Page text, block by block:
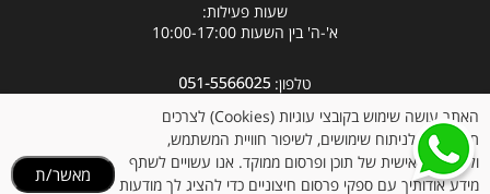
שעות פעילות:
א'-ה' בין השעות 10:00-17:00
טלפון:
אימייל:info@clubpharm.co.il
כתובת : קניון M הדרך, צומת ינאי, מושב בית חירות 40291
האתר עושה שימוש בקובצי עוגיות (Cookies) לצרכים
תפעוליים, לניתוח שימושים, לשיפור חוויית המשתמש,
ולהתאמה אישית של תוכן ופרסום ממוקד. אנו עשויים לשתף
מידע אודותיך עם ספקי פרסום חיצוניים כדי להציג לך מודעות
מאשר/ת